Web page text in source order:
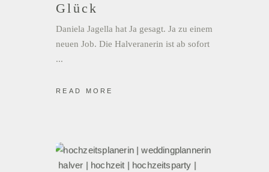
Glück
Daniela Jagella hat Ja gesagt. Ja zu einem
neuen Job. Die Halveranerin ist ab sofort
READ MORE